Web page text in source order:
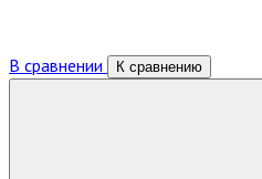
В сравнении К сравнению